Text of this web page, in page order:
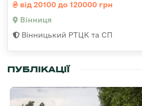
від 20100 до 120000 грн
Вінниця
Вінницький РТЦК та СП
ПУБЛІКАЦІЇ